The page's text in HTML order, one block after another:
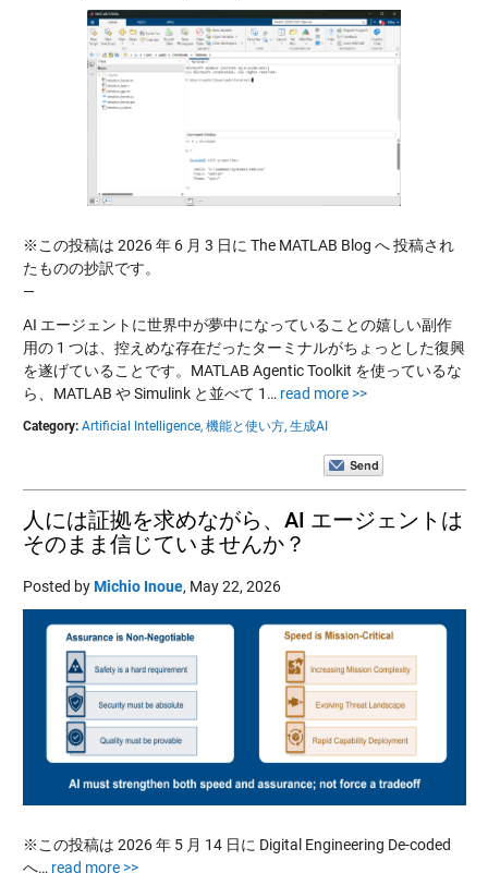
※この投稿は 2026 年 6 月 3 日に The MATLAB Blog へ 投稿され
たものの抄訳です。
—
AI エージェントに世界中が夢中になっていることの嬉しい副作
用の 1 つは、控えめな存在だったターミナルがちょっとした復興
を遂げていることです。MATLAB Agentic Toolkit を使っているな
ら、MATLAB や Simulink と並べて 1… read more >>
Category: Artificial Intelligence, 機能と使い方, 生成AI
人には証拠を求めながら、AI エージェントは
そのまま信じていませんか？
Posted byMichio Inoue, May 22, 2026
※この投稿は 2026 年 5 月 14 日に Digital Engineering De-coded
へ… read more >>